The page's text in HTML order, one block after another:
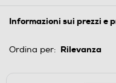
Informazioni sui prezzi e
Ordina per: